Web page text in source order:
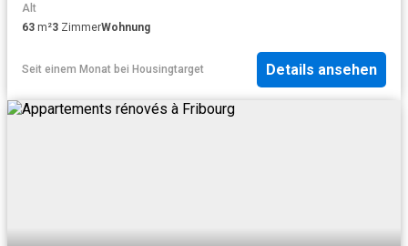
Alt
63 m²3 ZimmerWohnung
Seit einem Monat bei Housingtarget Details ansehen